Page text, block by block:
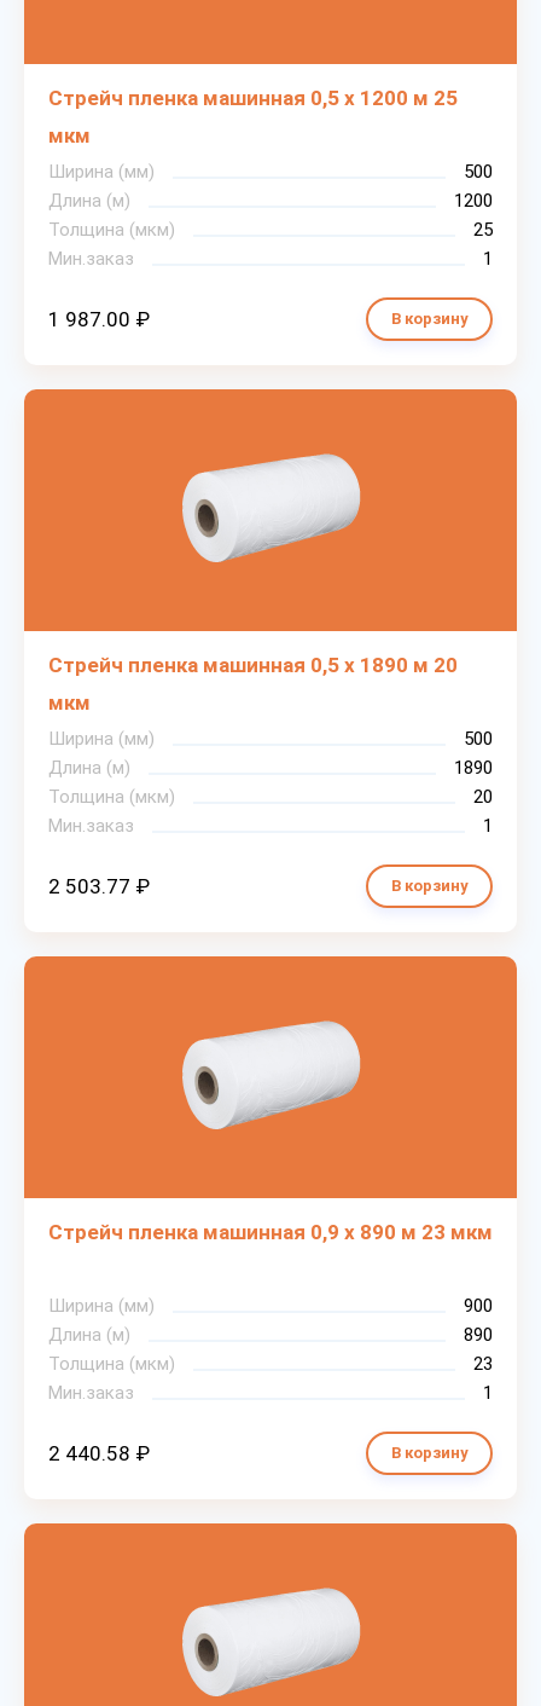
Стрейч пленка машинная 0,5 х 1200 м 25
мкм
Ширина (мм)
500
Длина (м)
1200
Толщина (мкм)
25
Мин.заказ
1
1 987.00 ₽ В корзину
Стрейч пленка машинная 0,5 х 1890 м 20
мкм
Ширина (мм)
500
Длина (м)
1890
Толщина (мкм)
20
Мин.заказ
1
2 503.77 ₽ В корзину
Стрейч пленка машинная 0,9 х 890 м 23 мкм
Ширина (мм)
900
Длина (м)
890
Толщина (мкм)
23
Мин.заказ
1
2 440.58 ₽ В корзину